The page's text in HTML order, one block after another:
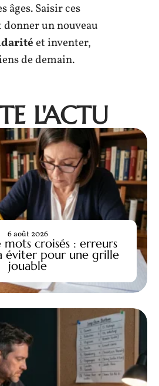
âges. Saisir ces
donner un nouveau
et inventer,
de demain.
L'ACTU
croisés : erreurs
éviter pour une grille
jouable
6 août 2026